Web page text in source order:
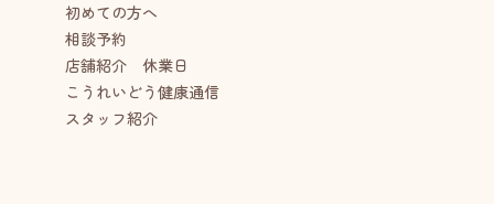
初めての方へ
相談予約
店舗紹介 休業日
こうれいどう健康通信
スタッフ紹介